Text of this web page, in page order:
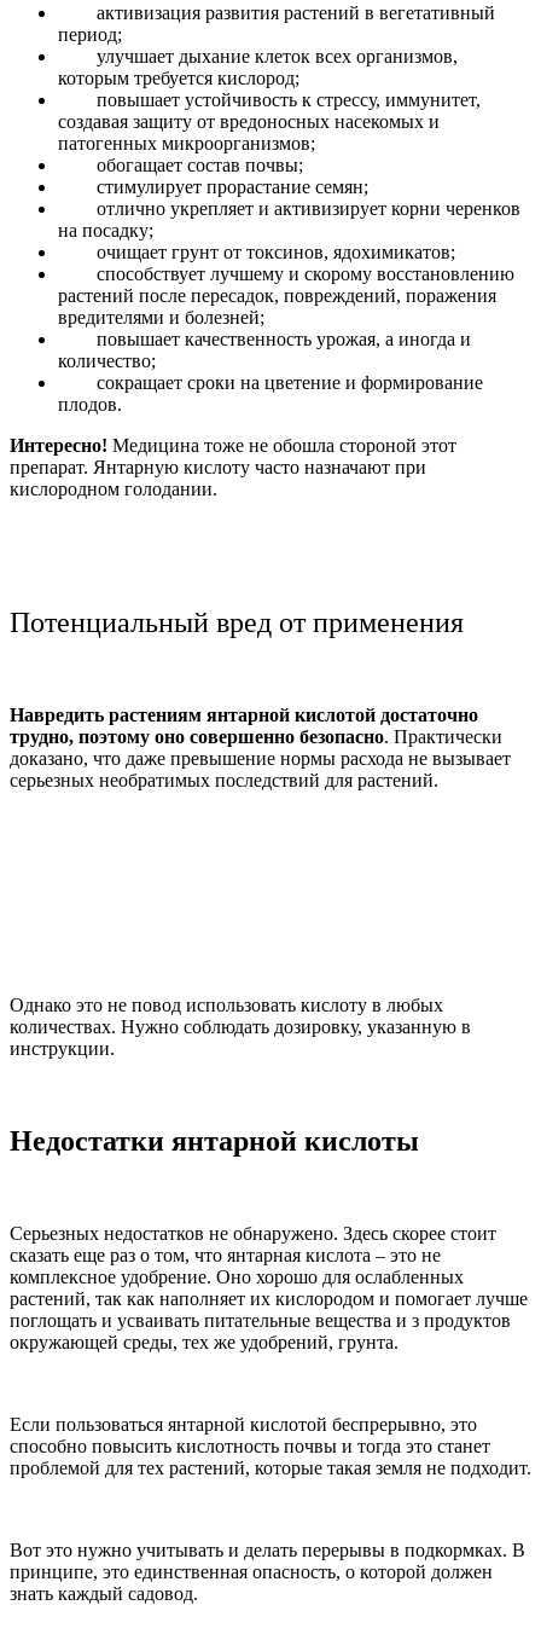
активизация развития растений в вегетативный
период;
улучшает дыхание клеток всех организмов,
которым требуется кислород;
повышает устойчивость к стрессу, иммунитет,
создавая защиту от вредоносных насекомых и
патогенных микроорганизмов;
обогащает состав почвы;
стимулирует прорастание семян;
отлично укрепляет и активизирует корни черенков
на посадку;
очищает грунт от токсинов, ядохимикатов;
способствует лучшему и скорому восстановлению
растений после пересадок, повреждений, поражения
вредителями и болезней;
повышает качественность урожая, а иногда и
количество;
сокращает сроки на цветение и формирование
плодов.
Интересно! Медицина тоже не обошла стороной этот
препарат. Янтарную кислоту часто назначают при
кислородном голодании.
Потенциальный вред от применения
Навредить растениям янтарной кислотой достаточно
трудно, поэтому оно совершенно безопасно. Практически
доказано, что даже превышение нормы расхода не вызывает
серьезных необратимых последствий для растений.
Однако это не повод использовать кислоту в любых
количествах. Нужно соблюдать дозировку, указанную в
инструкции.
Недостатки янтарной кислоты
Серьезных недостатков не обнаружено. Здесь скорее стоит
сказать еще раз о том, что янтарная кислота – это не
комплексное удобрение. Оно хорошо для ослабленных
растений, так как наполняет их кислородом и помогает лучше
поглощать и усваивать питательные вещества и з продуктов
окружающей среды, тех же удобрений, грунта.
Если пользоваться янтарной кислотой беспрерывно, это
способно повысить кислотность почвы и тогда это станет
проблемой для тех растений, которые такая земля не подходит.
Вот это нужно учитывать и делать перерывы в подкормках. В
принципе, это единственная опасность, о которой должен
знать каждый садовод.